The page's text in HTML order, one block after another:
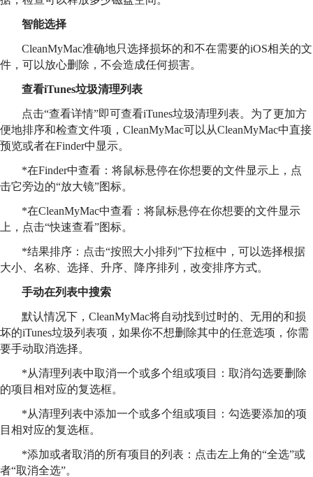
智能选择
CleanMyMac准确地只选择损坏的和不在需要的iOS相关的文
件，可以放心删除，不会造成任何损害。
查看iTunes垃圾清理列表
点击“查看详情”即可查看iTunes垃圾清理列表。为了更加方
便地排序和检查文件项，CleanMyMac可以从CleanMyMac中直接
预览或者在Finder中显示。
*在Finder中查看：将鼠标悬停在你想要的文件显示上，点
击它旁边的“放大镜”图标。
*在CleanMyMac中查看：将鼠标悬停在你想要的文件显示
上，点击“快速查看”图标。
*结果排序：点击“按照大小排列”下拉框中，可以选择根据
大小、名称、选择、升序、降序排列，改变排序方式。
手动在列表中搜索
默认情况下，CleanMyMac将自动找到过时的、无用的和损
坏的iTunes垃圾列表项，如果你不想删除其中的任意选项，你需
要手动取消选择。
*从清理列表中取消一个或多个组或项目：取消勾选要删除
的项目相对应的复选框。
*从清理列表中添加一个或多个组或项目：勾选要添加的项
目相对应的复选框。
*添加或者取消的所有项目的列表：点击左上角的“全选”或
者“取消全选”。